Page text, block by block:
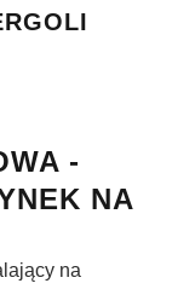
-
NA
na